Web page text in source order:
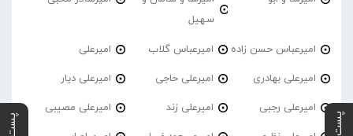
سهیل
امیرعباس حسن زاده امیرعباس گلاب امیرعلی
امیرعلی بهادری امیرعلی حاجی امیرعلی دیار
امیرعلی رجبی امیرعلی زند امیرعلی مصیبی